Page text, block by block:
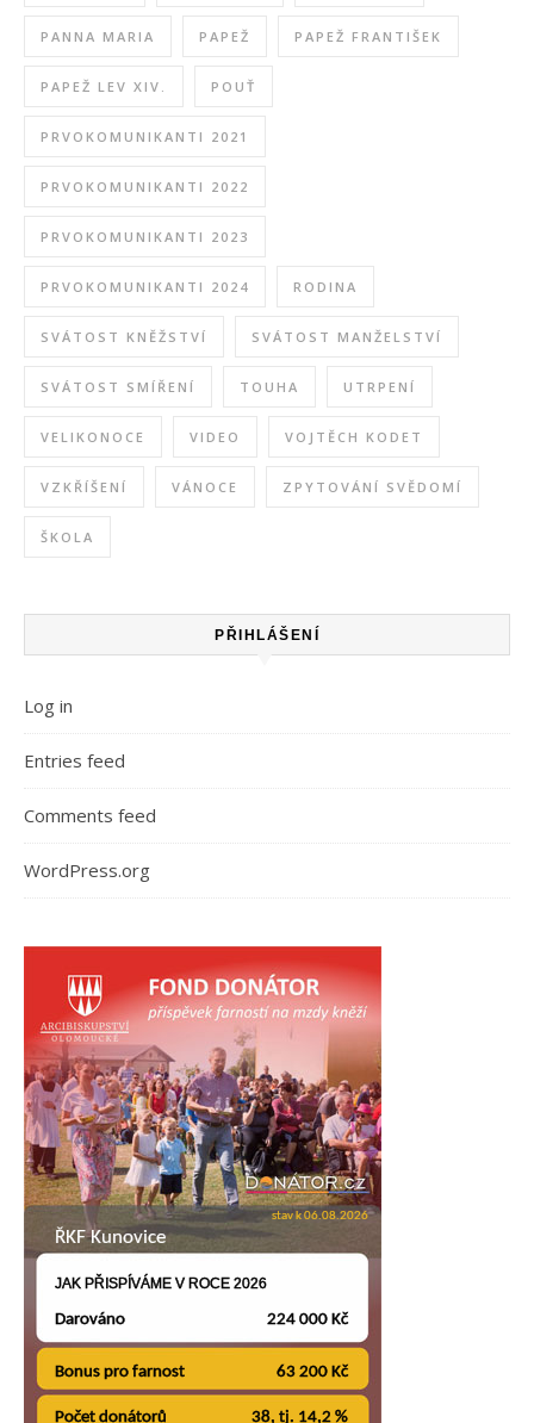
PANNA MARIA PAPEŽ PAPEŽ FRANTIŠEK
PAPEŽ LEV XIV. POUŤ
PRVOKOMUNIKANTI 2021
PRVOKOMUNIKANTI 2022
PRVOKOMUNIKANTI 2023
PRVOKOMUNIKANTI 2024 RODINA
SVÁTOST KNĚŽSTVÍ SVÁTOST MANŽELSTVÍ
SVÁTOST SMÍŘENÍ TOUHA UTRPENÍ
VELIKONOCE VIDEO VOJTĚCH KODET
VZKŘÍŠENÍ VÁNOCE ZPYTOVÁNÍ SVĚDOMÍ
ŠKOLA
PŘIHLÁŠENÍ
Log in
Entries feed
Comments feed
WordPress.org